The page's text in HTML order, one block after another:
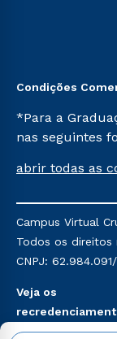
Condições
*Para a
nas seguintes
Já para as
mencionadas
Religioso,
do Ensino de
abrir todas as
Campus Virtual
Todos os direitos
CNPJ:
Veja os
aqui